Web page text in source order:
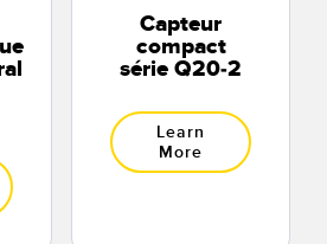
Capteur
compact
série Q20-2
Learn
More